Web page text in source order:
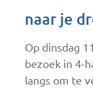
naar je
Op dinsdag
bezoek in 4-
langs om te